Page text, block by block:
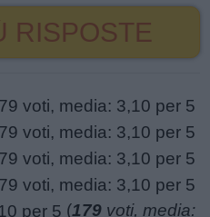
RISPOSTE
(179 voti, media: